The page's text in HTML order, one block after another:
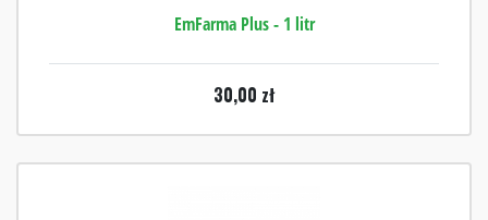
EmFarma Plus - 1 litr
30,00 zł